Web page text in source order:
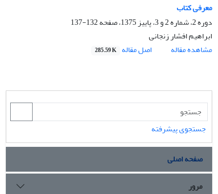
معرفی کتاب
دوره 2، شماره 2 و 3، پاییز 1375، صفحه
132-137
ابراهیم افشار زنجانی
مشاهده مقاله
اصل مقاله 285.59 K
جستجوی پیشرفته
صفحه اصلی
مرور